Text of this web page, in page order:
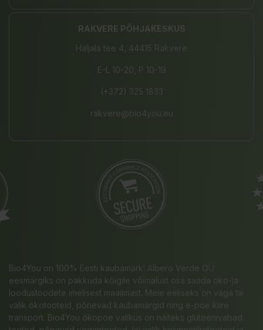
RAKVERE PÕHJAKESKUS
Haljala tee 4, 44415 Rakvere
E-L 10-20, P 10-19
(+372) 325 1833
rakvere@bio4you.eu
Bio4You on 100% Eesti kaubamärk! Albero Verde OÜ
eesmärgiks on pakkuda kõigile võimalust osa saada öko-ja
loodustoodete imelisest maailmast. Meie eeliseks on väga lai
valik ökotooteid, põnevad kaubamärgid ning e-poe kiire
transport. Bio4You ökopoe valikus on näiteks gluteenivabad